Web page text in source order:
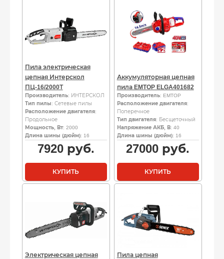
Пила электрическая
цепная Интерскол
ПЦ-16/2000Т
Производитель: ИНТЕРСКОЛ
Тип пилы: Сетевые пилы
Расположение двигателя:
Продольное
Мощность, Вт: 2000
Длина шины (дюйм): 16
7920руб.
КУПИТЬ
Аккумуляторная цепная
пила EMTOP ELGA401682
Производитель: EMTOP
Расположение двигателя:
Поперечное
Тип двигателя: Бесщеточный
Напряжение АКБ, В: 40
Длина шины (дюйм): 16
27000 руб.
КУПИТЬ
Электрическая цепная
Пила цепная